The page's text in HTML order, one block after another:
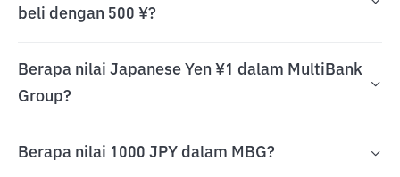
beli dengan 500 ¥?
Berapa nilai Japanese Yen ¥1 dalam MultiBank
Group?
Berapa nilai 1000 JPY dalam MBG?